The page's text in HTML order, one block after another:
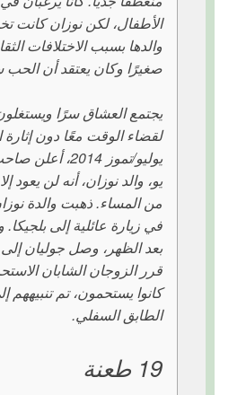
الأطفال، لكن نوزان كانت
والدها بسبب الاختلافات
صغيرًا وكان يعتقد أن
يجتمع العشاق سرًا
يوليو/تموز
يو، والد نوزان، أنه لن يعود
من المساء. ذهبت والدة
في زيارة عائلية إلى بلجيكا.
بعد الظهر، وصل جوليان
قرر الزوجان الشابان
كانوا يستحمون، تم
الطابق السفلي.
19 طعنة